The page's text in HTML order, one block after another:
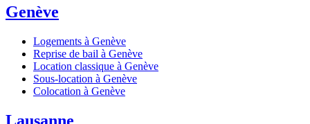
Genève
Logements à Genève
Reprise de bail à Genève
Location classique à Genève
Sous-location à Genève
Colocation à Genève